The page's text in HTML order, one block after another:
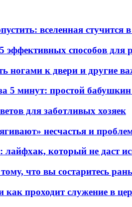
вселенная стучится
способов для
ногами к двери и другие
5 минут: простой бабушкин
для заботливых хозяек
несчастья и
который не даст
что вы состаритесь
проходит служение в